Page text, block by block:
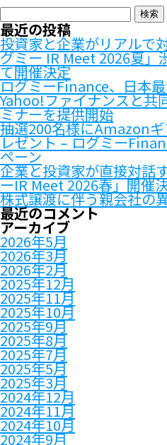
検
索:
最近の投稿
投資家と企業がリアルで
グミー IR Meet 2026夏」
て開催決定
ログミーFinance、日本
Yahoo!ファイナンスと共
ミナーを提供開始
抽選200名様にAmazon
レゼント – ログミー
ペーン
企業と投資家が直接対話
ーIR Meet 2026春」開催
株式譲渡に伴う親会社の
最近のコメント
アーカイブ
2026年5月
2026年3月
2026年2月
2025年12月
2025年11月
2025年10月
2025年9月
2025年8月
2025年7月
2025年5月
2025年3月
2024年12月
2024年11月
2024年10月
2024年9月